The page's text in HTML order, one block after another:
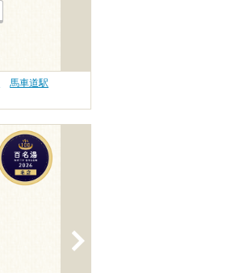
馬車道駅